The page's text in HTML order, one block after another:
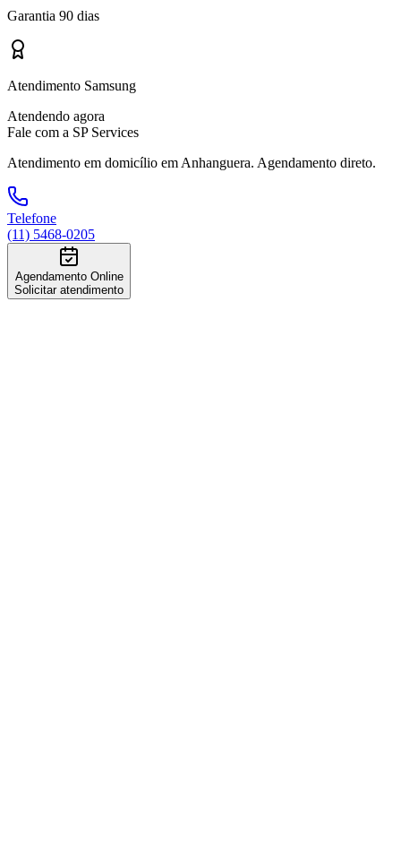
Garantia 90 dias
Atendimento Samsung
Atendendo agora
Fale com a SP Services
Atendimento em domicílio em Anhanguera. Agendamento direto.
Telefone
(11) 5468-0205
Agendamento Online
Solicitar atendimento